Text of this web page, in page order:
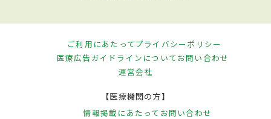
ご利用にあたってプライバシーポリシー
医療広告ガイドラインについてお問い合わせ
運営会社
【医療機関の方】
情報掲載にあたって お問い合わせ